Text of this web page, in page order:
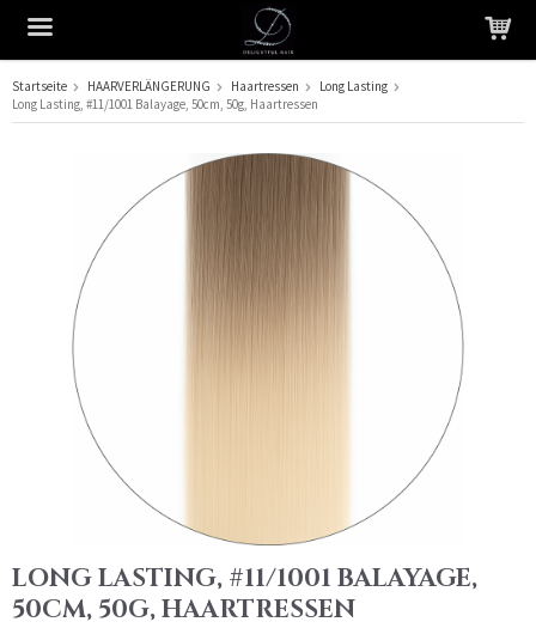
Das Produkt wurde in Ihren Warenkorb gelegt
Startseite HAARVERLÄNGERUNG Haartressen
Long Lasting
Long Lasting, #11/1001 Balayage, 50cm, 50g, Haartressen
LONG LASTING, #11/1001 BALAYAGE,
50CM, 50G, HAARTRESSEN